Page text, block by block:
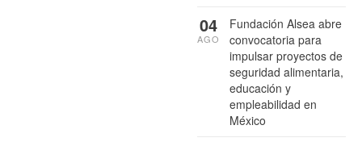
Fundación Alsea abre
convocatoria para
impulsar proyectos de
seguridad alimentaria,
educación y
empleabilidad en
México
04
AGO